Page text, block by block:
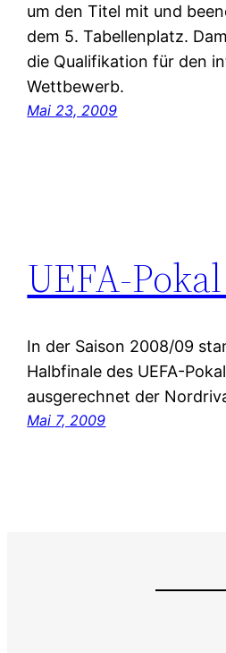
um den Titel mit und
dem 5. Tabellenplatz.
die Qualifikation für den
Wettbewerb.
Mai 23, 2009
UEFA-
In der Saison 2008/09
Halbfinale des UEFA-
ausgerechnet der
Mai 7, 2009